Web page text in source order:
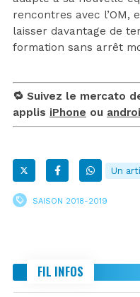
rencontres avec l’OM,
laisser davantage de
formation sans arrêt
🔁 Suivez le mercato
applis iPhone ou
Un
SAISON 2018-2019
FIL INFOS